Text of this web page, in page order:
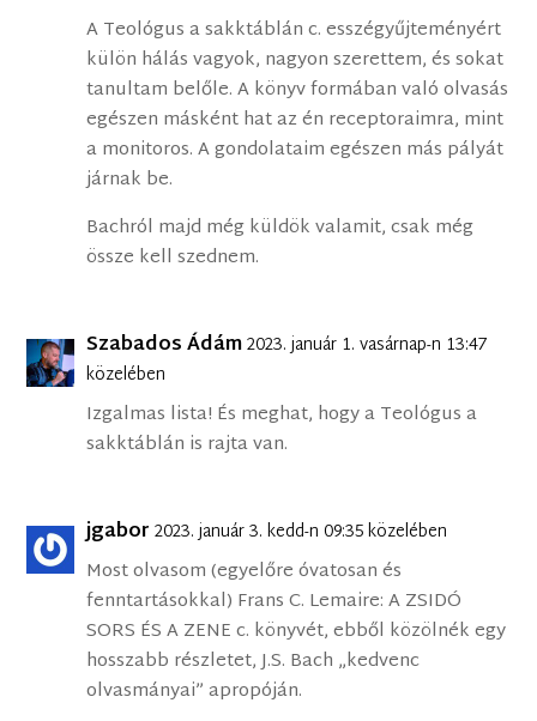
A Teológus a sakktáblán c. esszégyűjteményért
külön hálás vagyok, nagyon szerettem, és sokat
tanultam belőle. A könyv formában való olvasás
egészen másként hat az én receptoraimra, mint
a monitoros. A gondolataim egészen más pályát
járnak be.
Bachról majd még küldök valamit, csak még
össze kell szednem.
Szabados Ádám2023. január 1. vasárnap-n 13:47
közelében
Izgalmas lista! És meghat, hogy a Teológus a
sakktáblán is rajta van.
jgabor 2023. január 3. kedd-n 09:35 közelében
Most olvasom (egyelőre óvatosan és
fenntartásokkal) Frans C. Lemaire: A ZSIDÓ
SORS ÉS A ZENE c. könyvét, ebből közölnék egy
hosszabb részletet, J.S. Bach „kedvenc
olvasmányai” apropóján.